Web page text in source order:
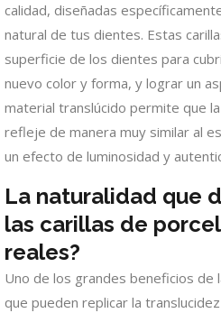
calidad, diseñadas
natural de tus dientes. Estas
superficie de los dientes para
nuevo color y forma, y lograr un
material translúcido permite que
refleje de manera muy similar al
un efecto de luminosidad y
La naturalidad que
las carillas de
reales?
Uno de los grandes beneficios de
que pueden replicar la